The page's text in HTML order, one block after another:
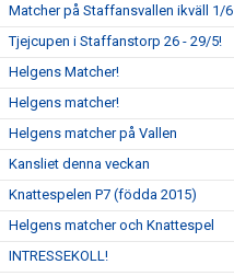
Matcher på Staffansvallen ikväll 1/6
Tjejcupen i Staffanstorp 26 - 29/5!
Helgens Matcher!
Helgens matcher!
Helgens matcher på Vallen
Kansliet denna veckan
Knattespelen P7 (födda 2015)
Helgens matcher och Knattespel
INTRESSEKOLL!